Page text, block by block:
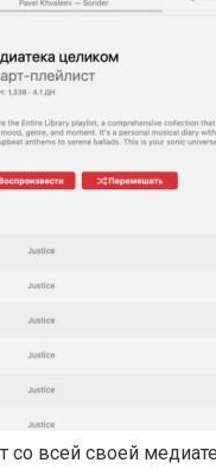
всей своей